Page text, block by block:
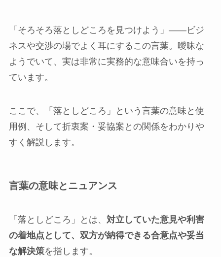
「そろそろ落としどころを見つけよう」――ビジ
ネスや交渉の場でよく耳にするこの言葉。曖昧な
ようでいて、実は非常に実務的な意味合いを持っ
ています。
ここで、「落としどころ」という言葉の意味と使
用例、そして折衷案・妥協案との関係をわかりや
すく解説します。
言葉の意味とニュアンス
「落としどころ」とは、 対立していた意見や利害
の着地点として、双方が納得できる合意点や妥当
な解決策を指します。